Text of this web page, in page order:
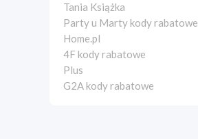
Tania Książka
Party u Marty kody rabatowe
Home.pl
4F kody rabatowe
Plus
G2A kody rabatowe